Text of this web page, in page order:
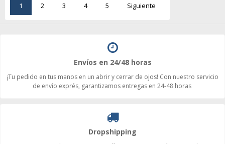
1 2 3 4 5 Siguiente
Envíos en 24/48 horas
¡Tu pedido en tus manos en un abrir y cerrar de ojos! Con nuestro servicio
de envío exprés, garantizamos entregas en 24-48 horas
Dropshipping